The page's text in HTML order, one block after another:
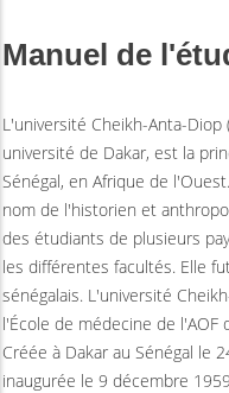
Manuel de
L'université Cheikh-Anta-
université de Dakar, est la
Sénégal, en Afrique de
nom de l'historien et
des étudiants de plusieurs
les différentes facultés. Elle
sénégalais. L'université
l'École de médecine de l'AOF
Créée à Dakar au Sénégal le
inaugurée le 9 décembre